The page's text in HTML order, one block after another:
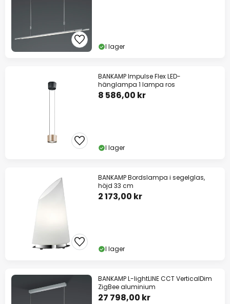
I lager
BANKAMP Impulse Flex LED-
hänglampa 1 lampa ros
8 586,00 kr
I lager
BANKAMP Bordslampa i segelglas,
höjd 33 cm
2 173,00 kr
I lager
BANKAMP L-lightLINE CCT VerticalDim
ZigBee aluminium
27 798,00 kr